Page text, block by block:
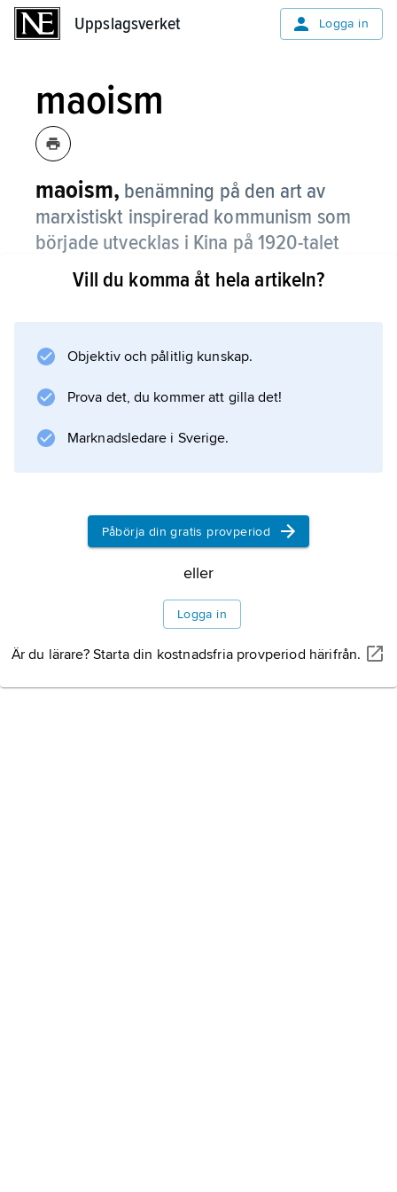
Uppslagsverket Logga in
maoism
maoism, benämning på den art av
marxistiskt inspirerad kommunism som
började utvecklas i Kina på 1920-talet
under ledning av Mao Zedong.
element i riktningen som är svårförenliga. Den
Lenin och Stalin avvikande syn på hur en
socialistisk revolution skulle kunna utvecklas i
tredje världen. Den traditionella uppfattningen
Litteraturanvisning
Information om artikeln
Vill du komma åt hela artikeln?
Objektiv och pålitlig kunskap.
Prova det, du kommer att gilla det!
Marknadsledare i Sverige.
Påbörja din gratis provperiod
eller
Logga in
Är du lärare? Starta din kostnadsfria provperiod härifrån.